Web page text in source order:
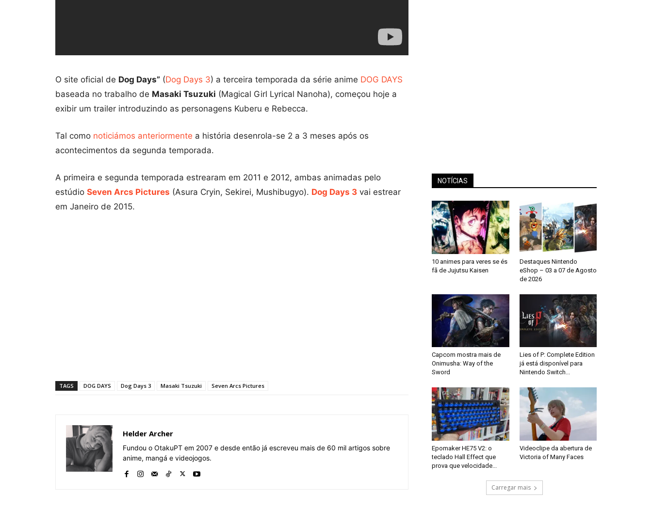
O site oficial de Dog Days” (Dog Days 3) a terceira temporada da série anime DOG DAYS
baseada no trabalho de Masaki Tsuzuki (Magical Girl Lyrical Nanoha), começou hoje a
exibir um trailer introduzindo as personagens Kuberu e Rebecca.
Tal como noticiámos anteriormente a história desenrola-se 2 a 3 meses após os
acontecimentos da segunda temporada.
A primeira e segunda temporada estrearam em 2011 e 2012, ambas animadas pelo
estúdio Seven Arcs Pictures (Asura Cryin, Sekirei, Mushibugyo). Dog Days 3 vai estrear
em Janeiro de 2015.
TAGS DOG DAYS Dog Days 3 Masaki Tsuzuki Seven Arcs Pictures
Helder Archer
Fundou o OtakuPT em 2007 e desde então já escreveu mais de 60 mil artigos sobre
anime, mangá e videojogos.
NOTÍCIAS
10 animes para veres se és
fã de Jujutsu Kaisen
Destaques Nintendo
eShop – 03 a 07 de Agosto
de 2026
Capcom mostra mais de
Onimusha: Way of the
Sword
Lies of P: Complete Edition
já está disponível para
Nintendo Switch...
Epomaker HE75 V2: o
teclado Hall Effect que
prova que velocidade...
Videoclipe da abertura de
Victoria of Many Faces
Carregar mais